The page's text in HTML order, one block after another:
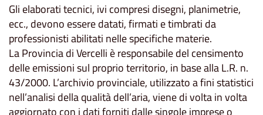
Gli elaborati tecnici, ivi compresi disegni, planimetrie,
ecc., devono essere datati, firmati e timbrati da
professionisti abilitati nelle specifiche materie.
La Provincia di Vercelli è responsabile del censimento
delle emissioni sul proprio territorio, in base alla L.R. n.
43/2000. L’archivio provinciale, utilizzato a fini statistici
nell’analisi della qualità dell’aria, viene di volta in volta
aggiornato con i dati forniti dalle singole imprese o